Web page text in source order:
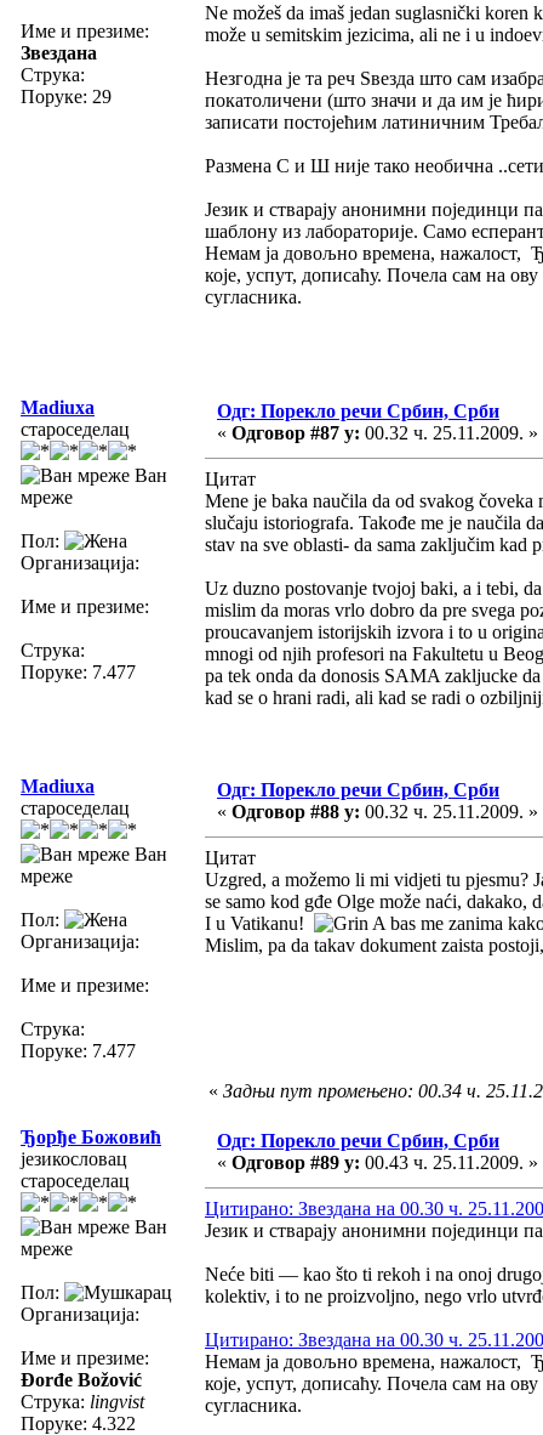
Име и презиме:
Звездана
Струка:
Поруке: 29
Ne možeš da imaš jedan suglasnički koren
može u semitskim jezicima, ali ne i u
Незгодна је та реч Ѕвезда што сам
покатоличени (што значи и да им је
записати постојећим латиничним
Размена С и Ш није тако необична
Језик и стварају анонимни појединци
шаблону из лабораторије. Само
Немам ја довољно времена, нажалост,
које, успут, дописаћу. Почела сам на
сугласника.
Madiuxa
староседелац
Ван
мреже
Пол:
Организација:
Име и презиме:
Струка:
Поруке: 7.477
Одг: Порекло речи Србин, Срби
« Одговор #87 у: 00.32 ч. 25.11.2009. »
Цитат
Mene je baka naučila da od svakog
slučaju istoriografa. Takođe me je naučila
stav na sve oblasti- da sama zaključim kad
Uz duzno postovanje tvojoj baki, a i tebi,
mislim da moras vrlo dobro da pre svega
proucavanjem istorijskih izvora i to u
mnogi od njih profesori na Fakultetu u
pa tek onda da donosis SAMA zakljucke
kad se o hrani radi, ali kad se radi o
Madiuxa
староседелац
Ван
мреже
Пол:
Организација:
Име и презиме:
Струка:
Поруке: 7.477
Одг: Порекло речи Србин, Срби
« Одговор #88 у: 00.32 ч. 25.11.2009. »
Цитат
Uzgred, a možemo li mi vidjeti tu
se samo kod gđe Olge može naći, dakako,
I u Vatikanu!
A bas me zanima
Mislim, pa da takav dokument zaista
« Задњи пут промењено: 00.34 ч.
Ђорђе Божовић
језикословац
староседелац
Ван
мреже
Пол:
Организација:
Име и презиме:
Đorđe Božović
Струка: lingvist
Поруке: 4.322
Одг: Порекло речи Србин, Срби
« Одговор #89 у: 00.43 ч. 25.11.2009. »
Цитирано: Звездана на 00.30 ч.
Језик и стварају анонимни појединци
Neće biti — kao što ti rekoh i na onoj
kolektiv, i to ne proizvoljno, nego vrlo
Цитирано: Звездана на 00.30 ч.
Немам ја довољно времена, нажалост,
које, успут, дописаћу. Почела сам на
сугласника.